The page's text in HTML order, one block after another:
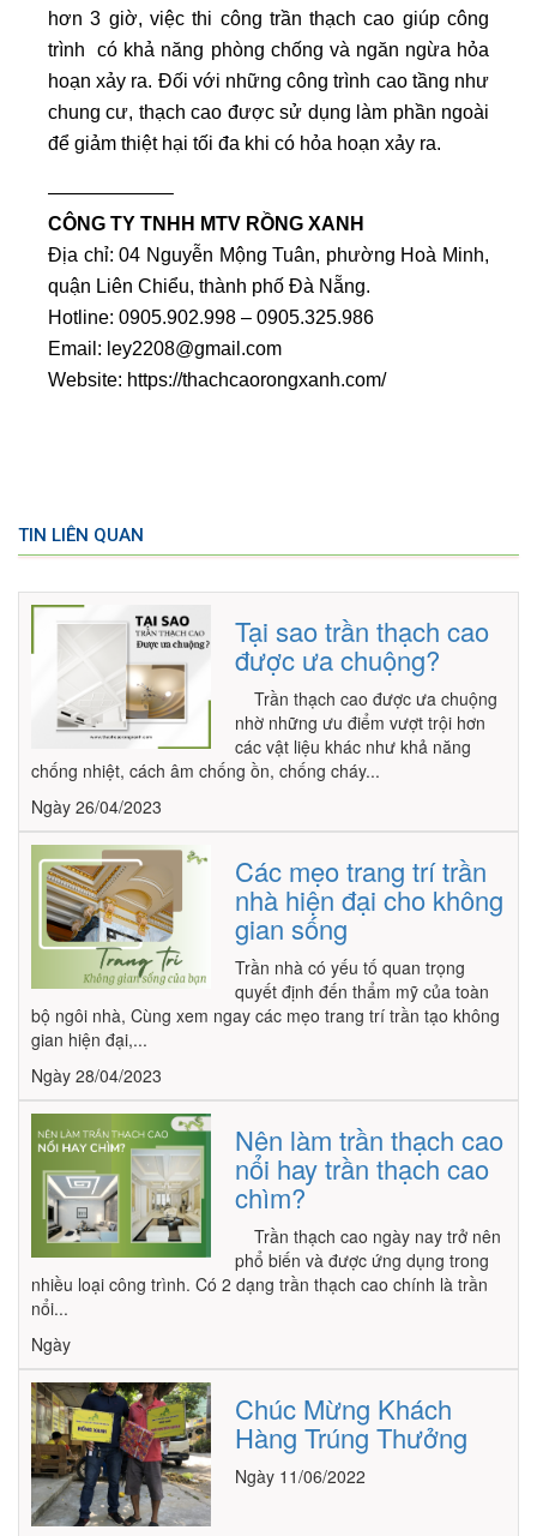
hơn 3 giờ, việc thi công trần thạch cao giúp công
trình có khả năng phòng chống và ngăn ngừa hỏa
hoạn xảy ra. Đối với những công trình cao tầng như
chung cư, thạch cao được sử dụng làm phần ngoài
để giảm thiệt hại tối đa khi có hỏa hoạn xảy ra.
——————–
CÔNG TY TNHH MTV RỒNG XANH
Địa chỉ: 04 Nguyễn Mộng Tuân, phường Hoà Minh,
quận Liên Chiểu, thành phố Đà Nẵng.
Hotline: 0905.902.998 – 0905.325.986
Email: ley2208@gmail.com
Website: https://thachcaorongxanh.com/
TIN LIÊN QUAN
Tại sao trần thạch cao
được ưa chuộng?
Trần thạch cao được ưa chuộng
nhờ những ưu điểm vượt trội hơn
các vật liệu khác như khả năng
chống nhiệt, cách âm chống ồn, chống cháy...
Ngày 26/04/2023
Các mẹo trang trí trần
nhà hiện đại cho không
gian sống
Trần nhà có yếu tố quan trọng
quyết định đến thẩm mỹ của toàn
bộ ngôi nhà, Cùng xem ngay các mẹo trang trí trần tạo không
gian hiện đại,...
Ngày 28/04/2023
Nên làm trần thạch cao
nổi hay trần thạch cao
chìm?
Trần thạch cao ngày nay trở nên
phổ biến và được ứng dụng trong
nhiều loại công trình. Có 2 dạng trần thạch cao chính là trần
nổi...
Ngày
Chúc Mừng Khách
Hàng Trúng Thưởng
Ngày 11/06/2022